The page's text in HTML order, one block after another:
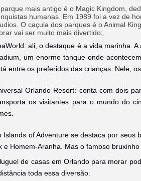
mais antigo é o Magic Kingdom,
humanas. Em 1989 foi a vez de
O caçula dos parques é o Animal
vai ser muito mais divertido;
ali, o destaque é a vida marinha.
um enorme tanque onde
entre os preferidos das crianças. Nele,
Orlando Resort: conta com dois
os visitantes para o mundo do
Islands of Adventure se destaca por seus
e Homem-Aranha. Mas o famoso
de casas em Orlando para morar
toda essa diversão.